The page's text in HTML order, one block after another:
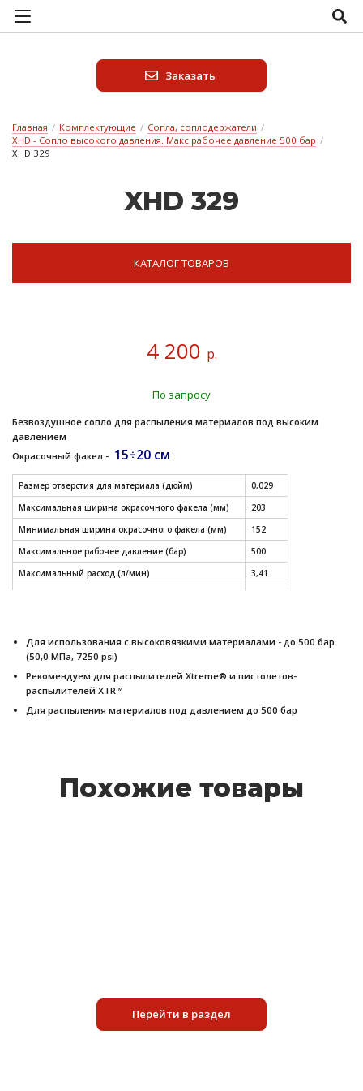
Заказать
Главная / Комплектующие / Сопла, соплодержатели /
XHD - Сопло высокого давления. Макс рабочее давление 500 бар /
XHD 329
XHD 329
КАТАЛОГ ТОВАРОВ
4 200 р.
По запросу
Безвоздушное сопло для распыления материалов под высоким
давлением
Окрасочный факел - 15÷20 см
Размер отверстия для материала (дюйм)
0,029
Максимальная ширина окрасочного факела (мм)
203
Минимальная ширина окрасочного факела (мм)
152
Максимальное рабочее давление (бар)
500
Максимальный расход (л/мин)
3,41
Для использования с высоковязкими материалами - до 500 бар
(50,0 МПа, 7250 psi)
Рекомендуем для распылителей Xtreme® и пистолетов-
распылителей XTR™
Для распыления материалов под давлением до 500 бар
Похожие товары
Перейти в раздел